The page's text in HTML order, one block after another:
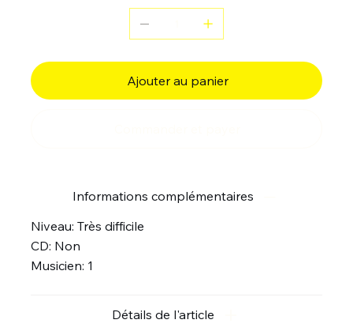
Ajouter au panier
Informations complémentaires
Niveau: Très difficile
CD: Non
Musicien: 1
Détails de l'article